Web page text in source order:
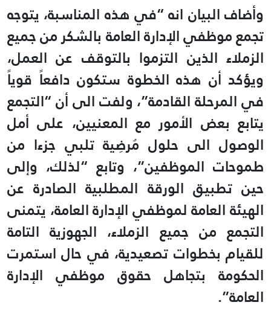
وأضاف البيان انه “في هذه المناسبة، يتوجه
تجمع موظفي الإدارة العامة بالشكر من جميع
الزملاء الذين التزموا بالتوقف عن العمل،
ويؤكد أن هذه الخطوة ستكون دافعاً قوياً
في المرحلة القادمة”، ولفت الى أن “التجمع
يتابع بعض الأمور مع المعنيين، على أمل
الوصول الى حلول مُرضِية تلبي جزءا من
طموحات الموظفين”، وتابع “لذلك، وإلى
حين تطبيق الورقة المطلبية الصادرة عن
الهيئة العامة لموظفي الإدارة العامة، يتمنى
التجمع من جميع الزملاء، الجهوزية التامة
للقيام بخطوات تصعيدية، في حال استمرت
الحكومة بتجاهل حقوق موظفي الإدارة
العامة”.